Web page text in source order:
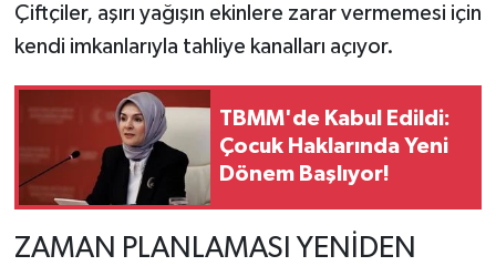
Çiftçiler, aşırı yağışın ekinlere zarar vermemesi için
kendi imkanlarıyla tahliye kanalları açıyor.
TBMM'de Kabul Edildi:
Çocuk Haklarında Yeni
Dönem Başlıyor!
ZAMAN PLANLAMASI YENİDEN